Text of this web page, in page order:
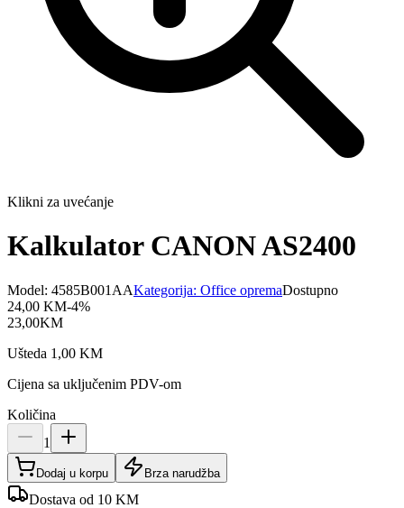
Klikni za uvećanje
Kalkulator CANON AS2400
Model: 4585B001AAKategorija: Office opremaDostupno
24,00 KM-4%
23,00KM
Ušteda 1,00 KM
Cijena sa uključenim PDV-om
Količina
1
Dodaj u korpu Brza narudžba
Dostava od 10 KM